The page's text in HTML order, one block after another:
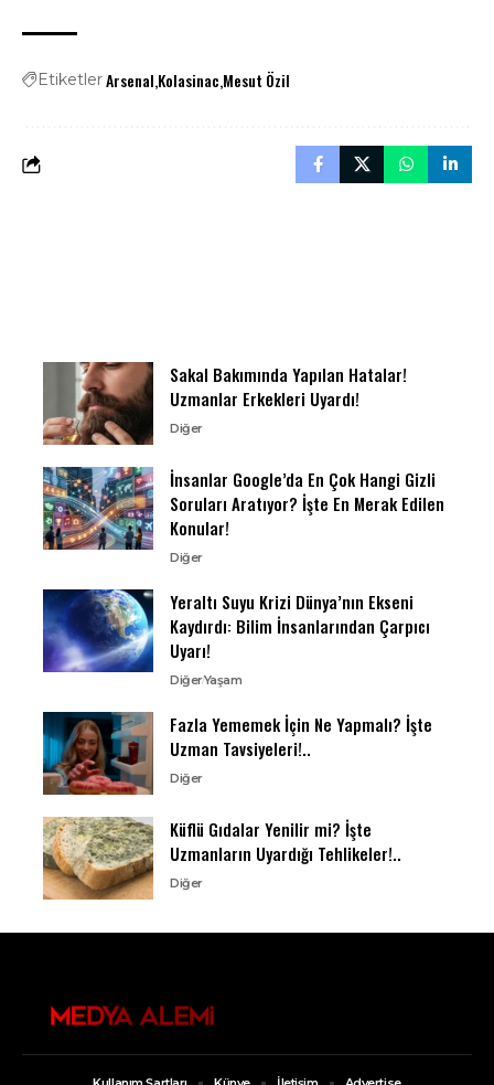
EtiketlerArsenal Kolasinac Mesut Özil
Sakal Bakımında Yapılan Hatalar!
Uzmanlar Erkekleri Uyardı!
Diğer
İnsanlar Google’da En Çok Hangi Gizli
Soruları Aratıyor? İşte En Merak Edilen
Konular!
Diğer
Yeraltı Suyu Krizi Dünya’nın Ekseni
Kaydırdı: Bilim İnsanlarından Çarpıcı
Uyarı!
DiğerYaşam
Fazla Yememek İçin Ne Yapmalı? İşte
Uzman Tavsiyeleri!..
Diğer
Küflü Gıdalar Yenilir mi? İşte
Uzmanların Uyardığı Tehlikeler!..
Diğer